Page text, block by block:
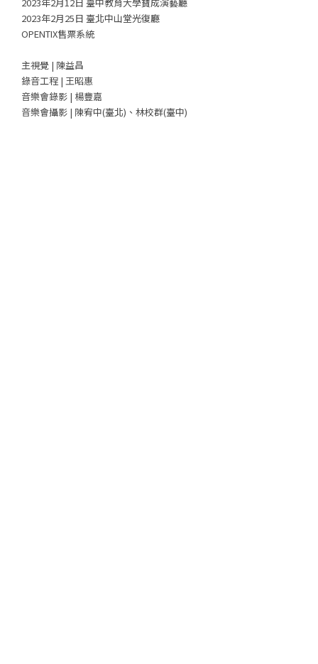
2023年2月25日 臺北中山堂光復廳
OPENTIX售票系統
主視覺 | 陳益昌
錄音工程 | 王昭惠
音樂會錄影 | 楊豐嘉
音樂會攝影 | 陳宥中(臺北)、林校群(臺中)